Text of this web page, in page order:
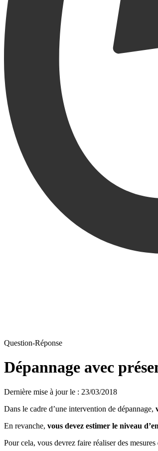
Question-Réponse
Dépannage avec
Dernière mise à jour le : 23/03/2018
Dans le cadre d’une intervention de dépannage,
En revanche, vous devez estimer le niveau
Pour cela, vous devrez faire réaliser des